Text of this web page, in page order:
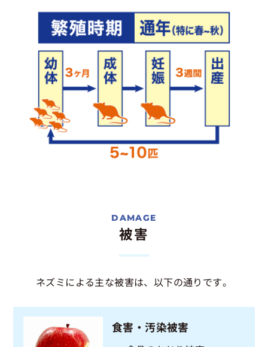
被害
ネズミによる主な被害は、以下の通りです。
食害・汚染被害